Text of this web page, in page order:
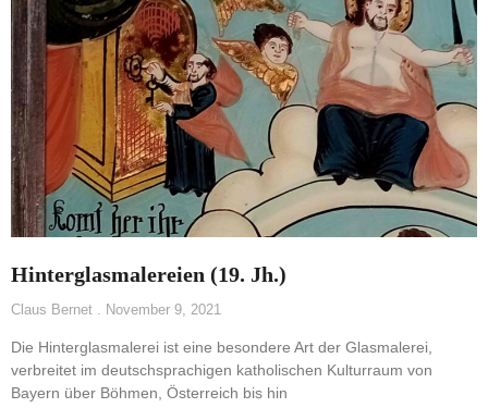
Hinterglasmalereien (19. Jh.)
Claus Bernet November 9, 2021
Die Hinterglasmalerei ist eine besondere Art der Glasmalerei,
verbreitet im deutschsprachigen katholischen Kulturraum von
Bayern über Böhmen, Österreich bis hin